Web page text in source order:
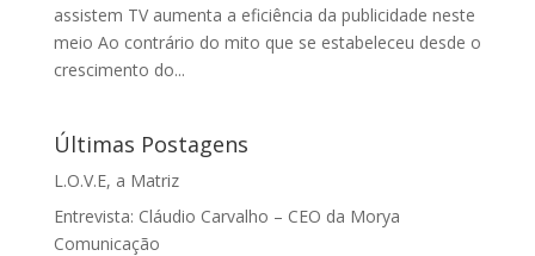
assistem TV aumenta a eficiência da publicidade neste
meio Ao contrário do mito que se estabeleceu desde o
crescimento do...
Últimas Postagens
L.O.V.E, a Matriz
Entrevista: Cláudio Carvalho – CEO da Morya
Comunicação